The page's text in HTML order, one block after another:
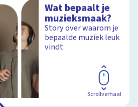
Wat bepaalt je
muzieksmaak?
Story over waarom je
bepaalde muziek leuk
vindt
Scrollverhaal